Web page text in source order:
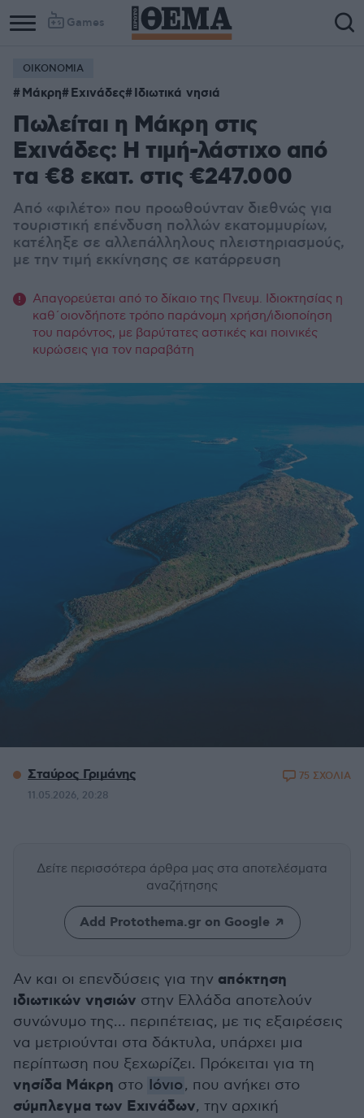
Games
ΟΙΚΟΝΟΜΙΑ
Μάκρη Εχινάδες Ιδιωτικά νησιά
Πωλείται η Μάκρη στις
Εχινάδες: Η τιμή-λάστιχο από
τα €8 εκατ. στις €247.000
Από «φιλέτο» που προωθούνταν διεθνώς για
τουριστική επένδυση πολλών εκατομμυρίων,
κατέληξε σε αλλεπάλληλους πλειστηριασμούς,
με την τιμή εκκίνησης σε κατάρρευση
Απαγορεύεται από το δίκαιο της Πνευμ. Ιδιοκτησίας η
καθ΄οιονδήποτε τρόπο παράνομη χρήση/ιδιοποίηση
του παρόντος, με βαρύτατες αστικές και ποινικές
κυρώσεις για τον παραβάτη
Σταύρος Γριμάνης
11.05.2026, 20:28
75 ΣΧΟΛΙΑ
Δείτε περισσότερα άρθρα μας στα αποτελέσματα
αναζήτησης
Add Protothema.gr on Google
Αν και οι επενδύσεις για την απόκτηση
ιδιωτικών νησιών στην Ελλάδα αποτελούν
συνώνυμο της... περιπέτειας, με τις εξαιρέσεις
να μετριούνται στα δάκτυλα, υπάρχει μια
περίπτωση που ξεχωρίζει. Πρόκειται για τη
νησίδα Μάκρη στο Ιόνιο, που ανήκει στο
σύμπλεγμα των Εχινάδων, την αρχική